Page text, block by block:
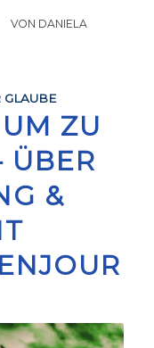
VON DANIELA
GLAUBE
ZU
ÜBER
&